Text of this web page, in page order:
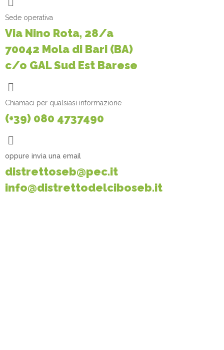
Sede operativa
Via Nino Rota, 28/a
70042 Mola di Bari (BA)
c/o GAL Sud Est Barese
Chiamaci per qualsiasi informazione
(+39) 080 4737490
oppure invia una email
distrettoseb@pec.it
info@distrettodelciboseb.it